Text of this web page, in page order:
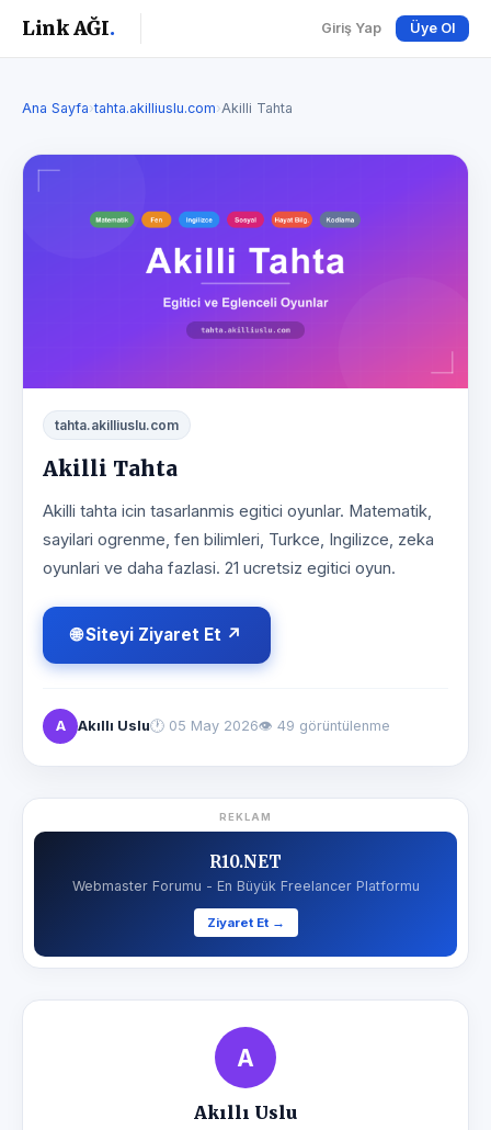
Link AĞI. Giriş Yap Üye Ol
Ana Sayfa›tahta.akilliuslu.com›Akilli Tahta
tahta.akilliuslu.com
Akilli Tahta
Akilli tahta icin tasarlanmis egitici oyunlar. Matematik,
sayilari ogrenme, fen bilimleri, Turkce, Ingilizce, zeka
oyunlari ve daha fazlasi. 21 ucretsiz egitici oyun.
🌐 Siteyi Ziyaret Et ↗
A Akıllı Uslu🕐 05 May 2026👁 49 görüntülenme
REKLAM
R10.NET
Webmaster Forumu - En Büyük Freelancer Platformu
Ziyaret Et →
A
Akıllı Uslu